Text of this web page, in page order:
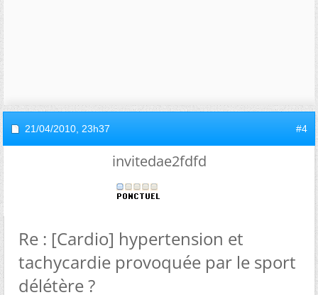
21/04/2010, 23h37 #4
invitedae2fdfd
Re : [Cardio] hypertension et
tachycardie provoquée par le sport
délétère ?